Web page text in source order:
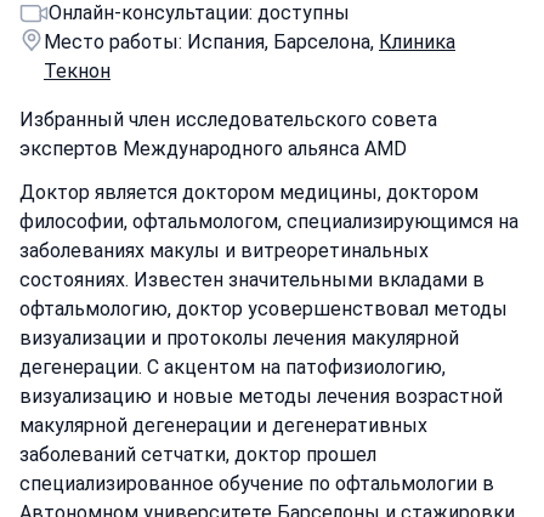
Онлайн-консультации: доступны
Место работы: Испания, Барселона, Клиника
Текнон
Избранный член исследовательского совета
экспертов Международного альянса AMD
Доктор является доктором медицины, доктором
философии, офтальмологом, специализирующимся на
заболеваниях макулы и витреоретинальных
состояниях. Известен значительными вкладами в
офтальмологию, доктор усовершенствовал методы
визуализации и протоколы лечения макулярной
дегенерации. С акцентом на патофизиологию,
визуализацию и новые методы лечения возрастной
макулярной дегенерации и дегенеративных
заболеваний сетчатки, доктор прошел
специализированное обучение по офтальмологии в